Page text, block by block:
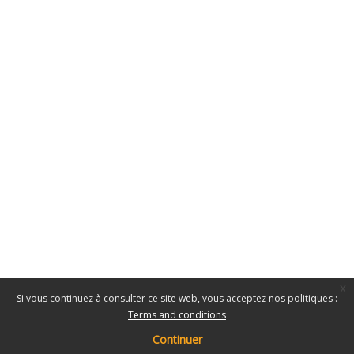
Si vous continuez à consulter ce site web, vous acceptez nos politiques :
Terms and conditions
Continuer